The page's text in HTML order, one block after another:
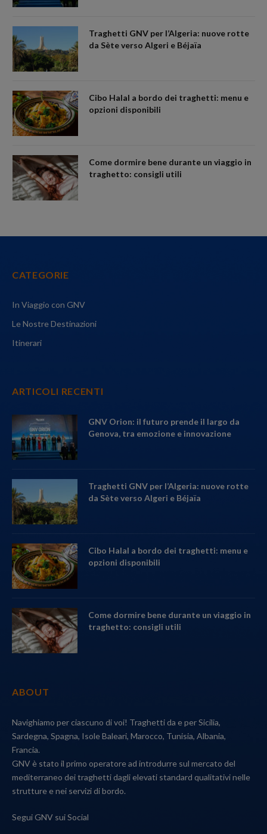
Traghetti GNV per l’Algeria: nuove rotte
da Sète verso Algeri e Béjaïa
Cibo Halal a bordo dei traghetti: menu e
opzioni disponibili
Come dormire bene durante un viaggio in
traghetto: consigli utili
CATEGORIE
In Viaggio con GNV
Le Nostre Destinazioni
Itinerari
ARTICOLI RECENTI
GNV Orion: il futuro prende il largo da
Genova, tra emozione e innovazione
Traghetti GNV per l’Algeria: nuove rotte
da Sète verso Algeri e Béjaïa
Cibo Halal a bordo dei traghetti: menu e
opzioni disponibili
Come dormire bene durante un viaggio in
traghetto: consigli utili
ABOUT
Navighiamo per ciascuno di voi! Traghetti da e per Sicilia,
Sardegna, Spagna, Isole Baleari, Marocco, Tunisia, Albania,
Francia.
GNV è stato il primo operatore ad introdurre sul mercato del
mediterraneo dei traghetti dagli elevati standard qualitativi nelle
strutture e nei servizi di bordo.
Segui GNV sui Social